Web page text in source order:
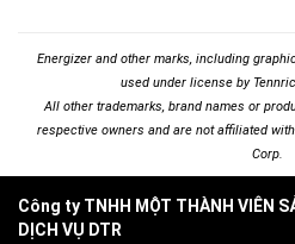
Energizer and other marks, including
used under license by
All other trademarks, brand names or
respective owners and are not affiliated
Corp.
Công ty TNHH MỘT THÀNH VIÊN
DỊCH VỤ DTR